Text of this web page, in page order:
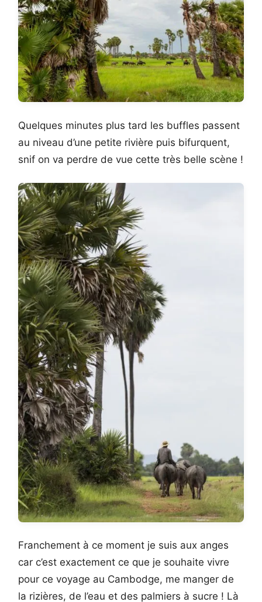
Quelques minutes plus tard les buffles passent
au niveau d’une petite rivière puis bifurquent,
snif on va perdre de vue cette très belle scène !
Franchement à ce moment je suis aux anges
car c’est exactement ce que je souhaite vivre
pour ce voyage au Cambodge, me manger de
la rizières, de l’eau et des palmiers à sucre ! Là